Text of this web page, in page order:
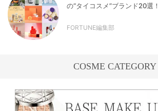
の“タイコスメ”ブランド20選！
FORTUNE編集部
COSME CATEGORY